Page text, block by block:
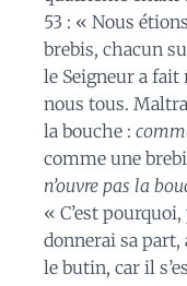
53 : « Nous
brebis, chacun
le Seigneur a
nous tous.
la bouche :
comme une
n’ouvre pas la
« C’est
donnerai sa part,
le butin, car il